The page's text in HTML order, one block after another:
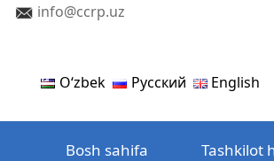
info@ccrp.uz
Oʻzbek Русский English
Bosh sahifa Tashkilot